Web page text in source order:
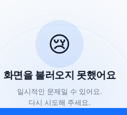
😢
화면을 불러오지 못했어요
일시적인 문제일 수 있어요.
다시 시도해 주세요.